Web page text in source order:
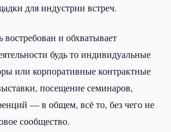
для индустрии встреч.
и обхватывает
будь то индивидуальные
или корпоративные контрактные
посещение семинаров,
— в общем, всё то, без чего не
сообщество.